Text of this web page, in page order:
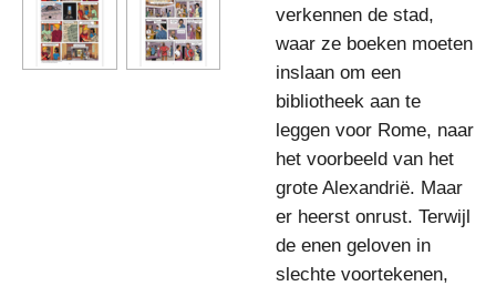
verkennen de stad,
waar ze boeken moeten
inslaan om een
bibliotheek aan te
leggen voor Rome, naar
het voorbeeld van het
grote Alexandrië. Maar
er heerst onrust. Terwijl
de enen geloven in
slechte voortekenen,